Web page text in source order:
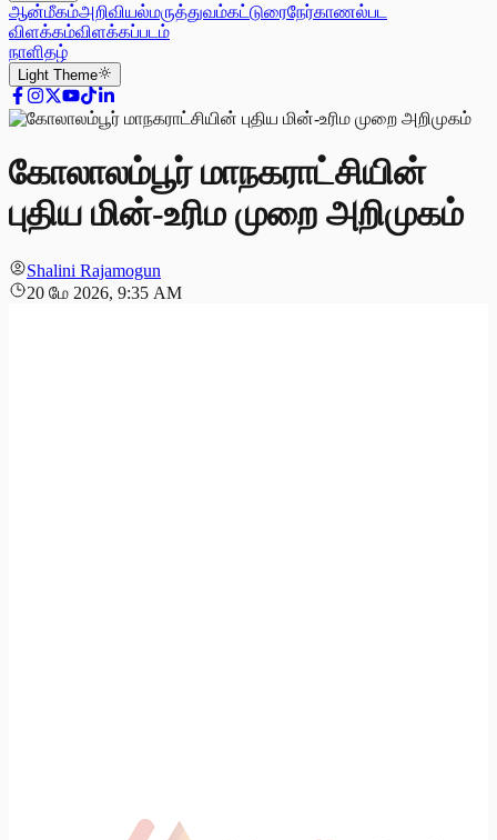
ஆன்மீகம்அறிவியல்மருத்துவம்கட்டுரைநேர்காணல்பட
விளக்கம்விளக்கப்படம்
நாளிதழ்
Light Theme
கோலாலம்பூர் மாநகராட்சியின்
புதிய மின்-உரிம முறை அறிமுகம்
Shalini Rajamogun
20 மே 2026, 9:35 AM